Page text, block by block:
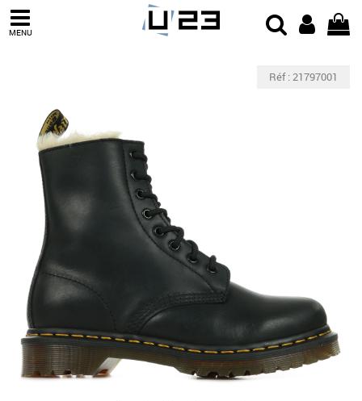
MENU
Réf : 21797001